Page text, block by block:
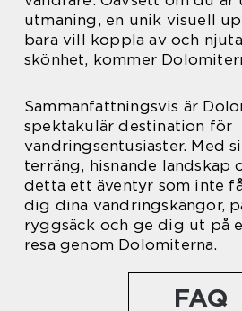
utmaning, en unik visuell
bara vill koppla av och
skönhet, kommer
Sammanfattningsvis är
spektakulär destination för
vandringsentusiaster. Med
terräng, hisnande landskap
detta ett äventyr som inte
dig dina vandringskängor,
ryggsäck och ge dig ut på
resa genom Dolomiterna.
FAQ